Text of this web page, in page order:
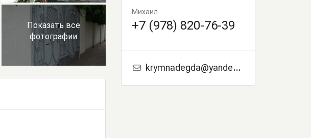
Показать все
фотографии
Михаил
+7 (978) 820-76-39
krymnadegda@yandex.ru